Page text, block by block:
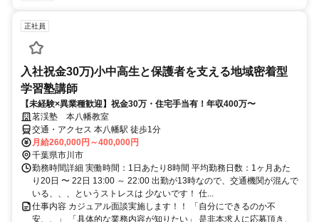
正社員
入社祝金30万)小中高生と保護者を支える地域密着型
学習塾講師
【未経験×異業種歓迎】祝金30万・住宅手当有！年収400万〜
茗渓塾 本八幡教室
交通・アクセス 本八幡駅 徒歩1分
月給260,000円～400,000円
千葉県市川市
勤務時間詳細 実働時間：1日あたり8時間 平均勤務日数：1ヶ月あた
り20日 〜 22日 13:00 ～ 22:00 出勤が13時なので、交通機関が混んで
いる、、、というストレスは 少ないです！ 仕...
仕事内容 カジュアル面談実施します！！ 「自分にできるのか不
安、、」 「具体的な業務内容が知りたい」 是非本求人に応募頂き、